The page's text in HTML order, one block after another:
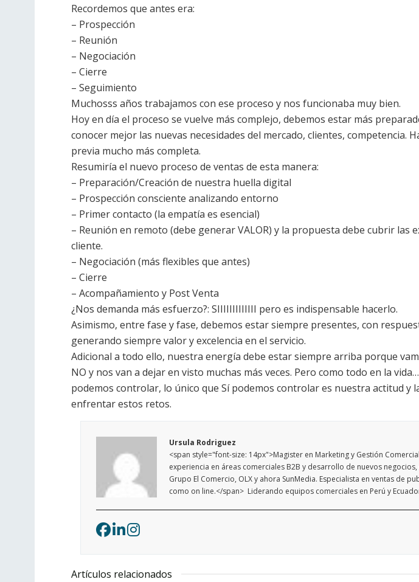
Recordemos que antes era:
– Prospección
– Reunión
– Negociación
– Cierre
– Seguimiento
Muchosss años trabajamos con ese proceso y nos funcionaba muy bien.
Hoy en día el proceso se vuelve más complejo, debemos estar más
conocer mejor las nuevas necesidades del mercado, clientes, competencia.
previa mucho más completa.
Resumiría el nuevo proceso de ventas de esta manera:
– Preparación/Creación de nuestra huella digital
– Prospección consciente analizando entorno
– Primer contacto (la empatía es esencial)
– Reunión en remoto (debe generar VALOR) y la propuesta debe cubrir las
cliente.
– Negociación (más flexibles que antes)
– Cierre
– Acompañamiento y Post Venta
¿Nos demanda más esfuerzo?: SIIIIIIIIIIIII pero es indispensable hacerlo.
Asimismo, entre fase y fase, debemos estar siempre presentes, con
generando siempre valor y excelencia en el servicio.
Adicional a todo ello, nuestra energía debe estar siempre arriba porque
NO y nos van a dejar en visto muchas más veces. Pero como todo en la
podemos controlar, lo único que Sí podemos controlar es nuestra actitud y
enfrentar estos retos.
Ursula Rodriguez
<span style="font-size: 14px">Magister en Marketing y Gestión
experiencia en áreas comerciales B2B y desarrollo de nuevos
Grupo El Comercio, OLX y ahora SunMedia. Especialista en ventas de
como on line.</span> Liderando equipos comerciales en Perú
Artículos relacionados